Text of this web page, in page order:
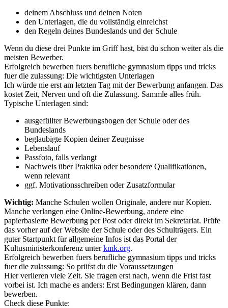
deinem Abschluss und deinen Noten
den Unterlagen, die du vollständig einreichst
den Regeln deines Bundeslands und der Schule
Wenn du diese drei Punkte im Griff hast, bist du schon weiter als die
meisten Bewerber.
Erfolgreich bewerben fuers berufliche gymnasium tipps und tricks
fuer die zulassung: Die wichtigsten Unterlagen
Ich würde nie erst am letzten Tag mit der Bewerbung anfangen. Das
kostet Zeit, Nerven und oft die Zulassung. Sammle alles früh.
Typische Unterlagen sind:
ausgefüllter Bewerbungsbogen der Schule oder des
Bundeslands
beglaubigte Kopien deiner Zeugnisse
Lebenslauf
Passfoto, falls verlangt
Nachweis über Praktika oder besondere Qualifikationen,
wenn relevant
ggf. Motivationsschreiben oder Zusatzformular
Wichtig: Manche Schulen wollen Originale, andere nur Kopien.
Manche verlangen eine Online-Bewerbung, andere eine
papierbasierte Bewerbung per Post oder direkt im Sekretariat. Prüfe
das vorher auf der Website der Schule oder des Schulträgers. Ein
guter Startpunkt für allgemeine Infos ist das Portal der
Kultusministerkonferenz unterkmk.org.
Erfolgreich bewerben fuers berufliche gymnasium tipps und tricks
fuer die zulassung: So prüfst du die Voraussetzungen
Hier verlieren viele Zeit. Sie fragen erst nach, wenn die Frist fast
vorbei ist. Ich mache es anders: Erst Bedingungen klären, dann
bewerben.
Check diese Punkte: